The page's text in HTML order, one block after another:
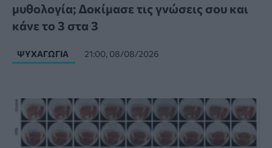
μυθολογία; Δοκίμασε τις γνώσεις σου και
κάνε το 3 στα 3
ΨΥΧΑΓΩΓΊΑ 21:00, 08/08/2026